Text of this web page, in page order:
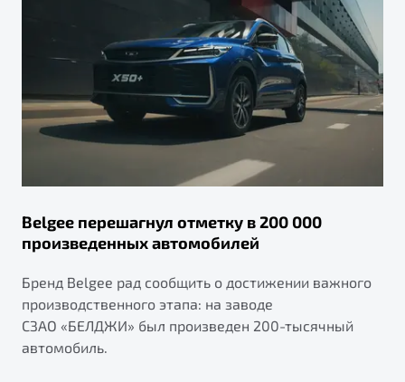
Belgee перешагнул отметку в 200 000
произведенных автомобилей
Бренд Belgee рад сообщить о достижении важного
производственного этапа: на заводе
СЗАО «БЕЛДЖИ» был произведен 200-тысячный
автомобиль.